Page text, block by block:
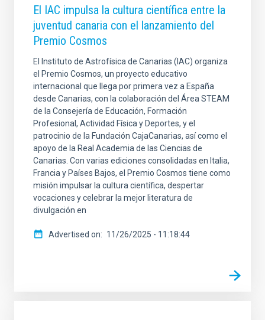
El IAC impulsa la cultura científica entre la
juventud canaria con el lanzamiento del
Premio Cosmos
El Instituto de Astrofísica de Canarias (IAC) organiza
el Premio Cosmos, un proyecto educativo
internacional que llega por primera vez a España
desde Canarias, con la colaboración del Área STEAM
de la Consejería de Educación, Formación
Profesional, Actividad Física y Deportes, y el
patrocinio de la Fundación CajaCanarias, así como el
apoyo de la Real Academia de las Ciencias de
Canarias. Con varias ediciones consolidadas en Italia,
Francia y Países Bajos, el Premio Cosmos tiene como
misión impulsar la cultura científica, despertar
vocaciones y celebrar la mejor literatura de
divulgación en
Advertised on 11/26/2025 - 11:18:44